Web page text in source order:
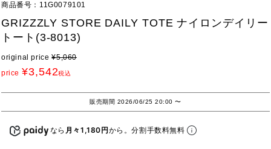
商品番号 11G0079101
GRIZZZLY STORE DAILY TOTE ナイロンデイリー
トート(3-8013)
original price ¥5,060
price ¥3,542税込
販売期間 2026/06/25 20:00〜
なら 月々1,180円から。分割手数料無料